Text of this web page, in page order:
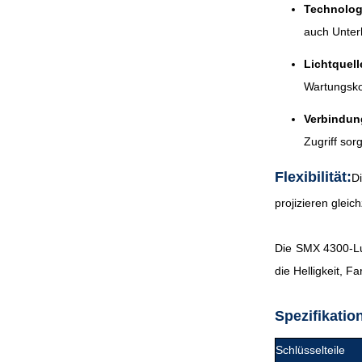
auch
Zugriff
Flexibilität:
projizieren
Die SMX 4300-
die Helligkeit,
Schlüsselteile